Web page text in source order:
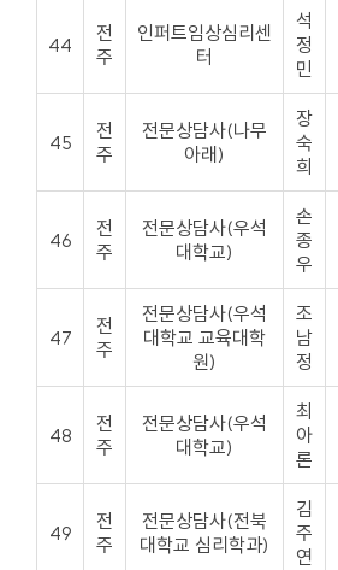
44
전
주
인퍼트임상심리센
터
석
정
민
45
전
주
전문상담사(나무
아래)
장
숙
희
46
전
주
전문상담사(우석
대학교)
손
종
우
47
전
주
전문상담사(우석
대학교 교육대학
원)
조
남
정
48
전
주
전문상담사(우석
대학교)
최
아
론
49
전
주
전문상담사(전북
대학교 심리학과)
김
주
연